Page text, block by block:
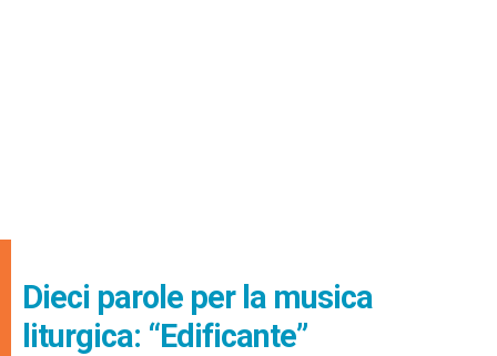
Dieci parole per la musica
liturgica: “Edificante”